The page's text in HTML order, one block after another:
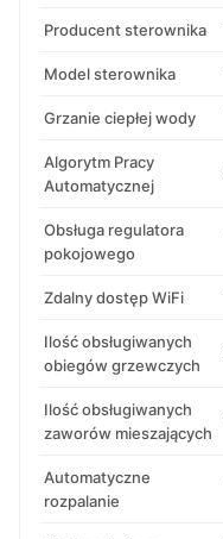
Producent sterownika
Model sterownika
Grzanie ciepłej wody
Algorytm Pracy
Automatycznej
Obsługa regulatora
pokojowego
Zdalny dostęp WiFi
Ilość obsługiwanych
obiegów grzewczych
Ilość obsługiwanych
zaworów mieszających
Automatyczne
rozpalanie